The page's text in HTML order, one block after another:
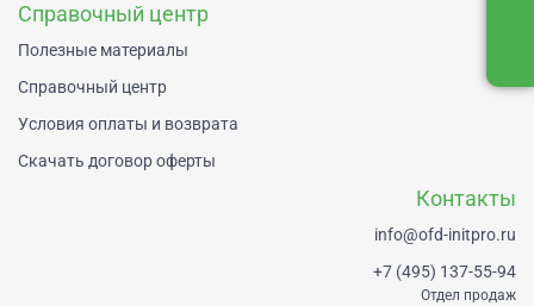
Справочный центр
Полезные материалы
Справочный центр
Условия оплаты и возврата
Скачать договор оферты
Контакты
info@ofd-initpro.ru
+7 (495) 137-55-94
Отдел продаж